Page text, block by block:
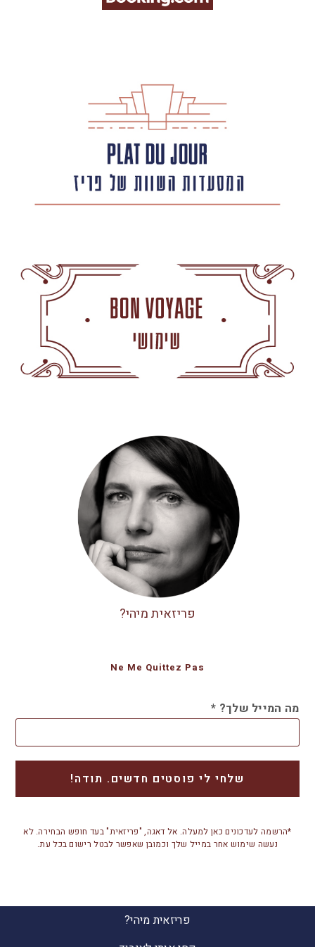
פריזאית מיהי?
Ne Me Quittez Pas
מה המייל שלך? *
*הרשמה לעדכונים כאן למעלה. אל דאגה, "פריזאית" בעד חופש הבחירה. לא
נעשה שימוש אחר במייל שלך וכמובן שאפשר לבטל רישום בכל עת.
פריזאית מיהי?